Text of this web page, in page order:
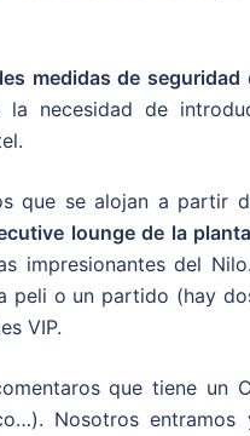
medidas de seguridad
la necesidad de
que se alojan a partir
lounge de la
impresionantes del
peli o un partido (hay
VIP.
que tiene un
Nosotros